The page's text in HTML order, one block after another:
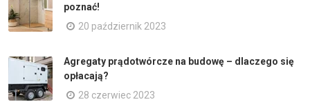
poznać!
20 październik 2023
Agregaty prądotwórcze na budowę – dlaczego się
opłacają?
28 czerwiec 2023